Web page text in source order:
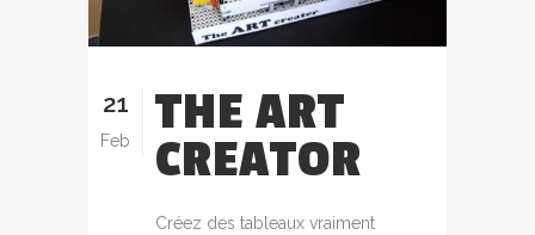
21
Feb
THE ART
CREATOR
Créez des tableaux vraiment